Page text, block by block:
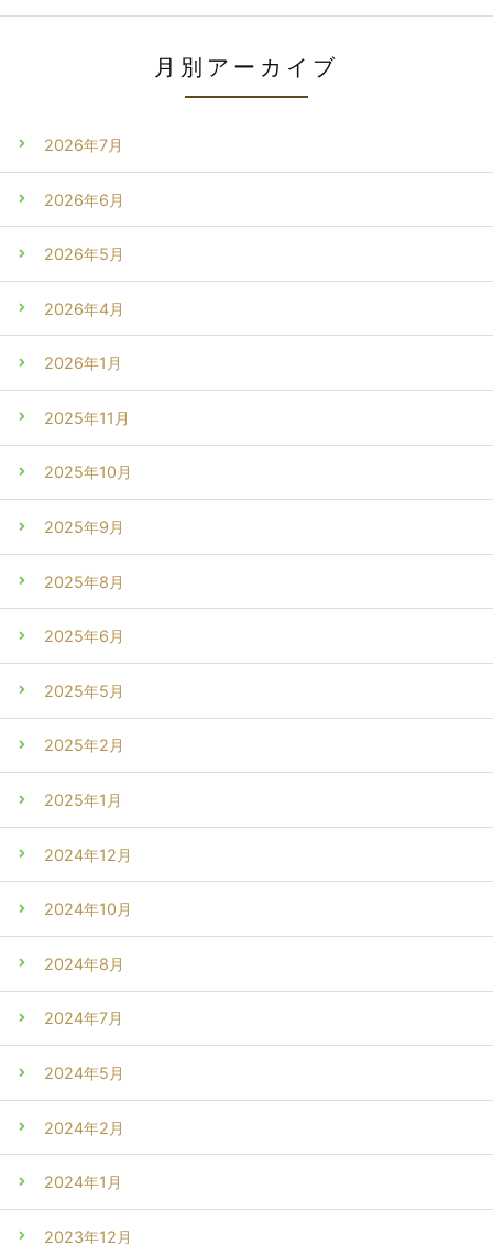
月別アーカイブ
2026年7月
2026年6月
2026年5月
2026年4月
2026年1月
2025年11月
2025年10月
2025年9月
2025年8月
2025年6月
2025年5月
2025年2月
2025年1月
2024年12月
2024年10月
2024年8月
2024年7月
2024年5月
2024年2月
2024年1月
2023年12月